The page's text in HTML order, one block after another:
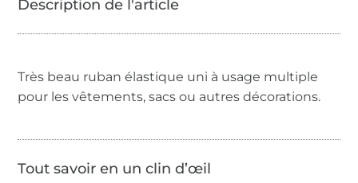
Très beau ruban élastique uni à usage multiple
pour les vêtements, sacs ou autres décorations.
Tout savoir en un clin d’œil